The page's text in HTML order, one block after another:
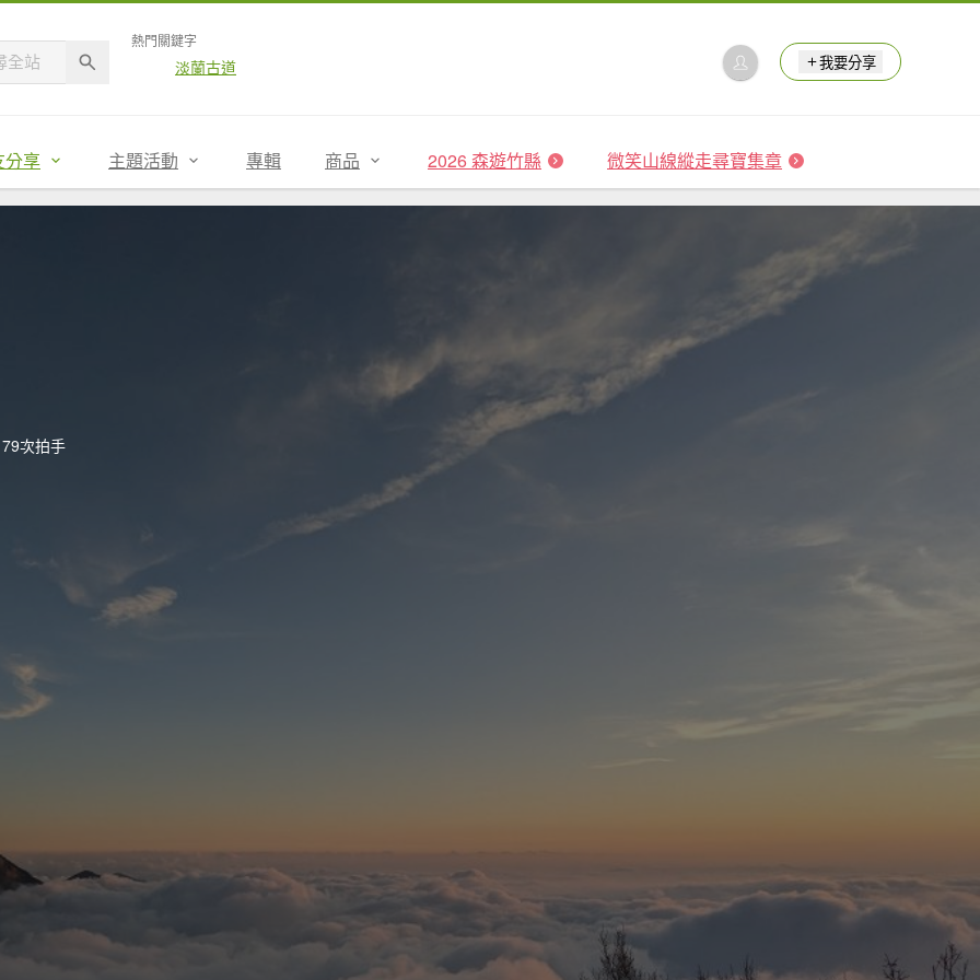
熱門關鍵字
淡蘭古道 我要分享
分享 主題活動 專輯 商品 2026 森遊竹縣 微笑山線縱走尋寶集章
79次拍手